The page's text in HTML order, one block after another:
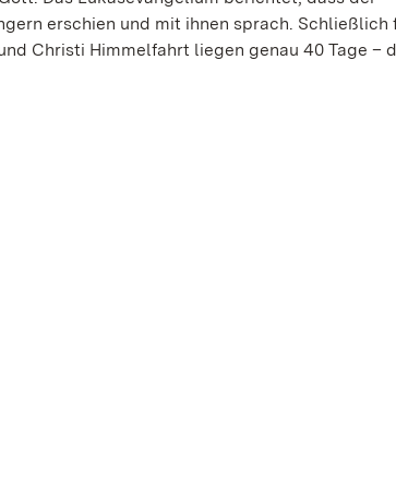
erschien und mit ihnen sprach. Schließlich
Christi Himmelfahrt liegen genau 40 Tage –